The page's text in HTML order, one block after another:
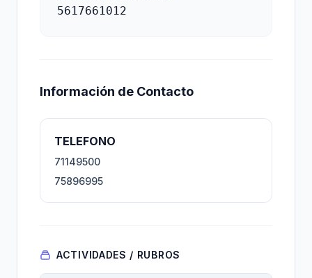
5617661012
Información de Contacto
TELEFONO
71149500
75896995
ACTIVIDADES / RUBROS